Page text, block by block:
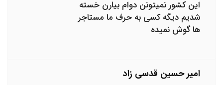
این کشور نمیتونن دوام بیارن خسته
شدیم دیگه کسی به حرف ما مستاجر
ها گوش نمیده
امیر حسین قدسی زاد